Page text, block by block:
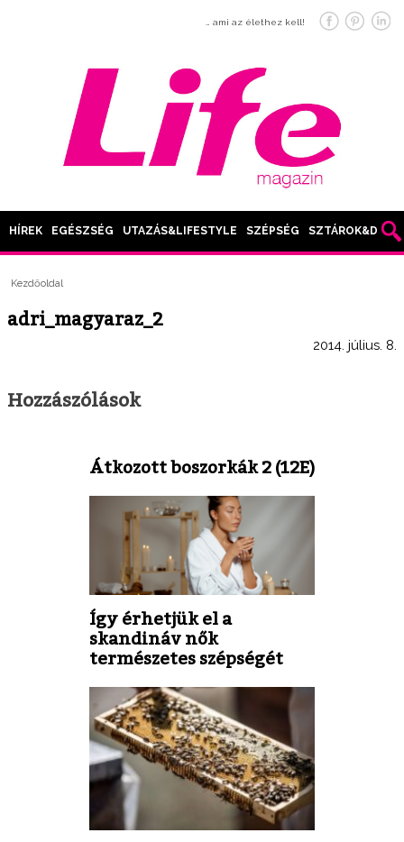
… ami az élethez kell!
HÍREK EGÉSZSÉG UTAZÁS&LIFESTYLE SZÉPSÉG SZTÁROK&DIVAT
Kezdőoldal
adri_magyaraz_2
2014. július. 8.
Hozzászólások
Átkozott boszorkák 2 (12E)
Így érhetjük el a
skandináv nők
természetes szépségét